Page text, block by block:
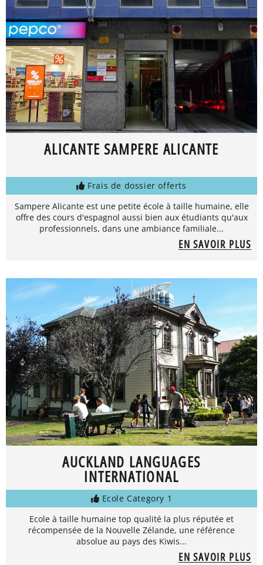
ALICANTE SAMPERE ALICANTE
Frais de dossier offerts
Sampere Alicante est une petite école à taille humaine, elle
offre des cours d'espagnol aussi bien aux étudiants qu'aux
professionnels, dans une ambiance familiale...
EN SAVOIR PLUS
AUCKLAND LANGUAGES
INTERNATIONAL
Ecole Category 1
Ecole à taille humaine top qualité la plus réputée et
récompensée de la Nouvelle Zélande, une référence
absolue au pays des Kiwis...
EN SAVOIR PLUS